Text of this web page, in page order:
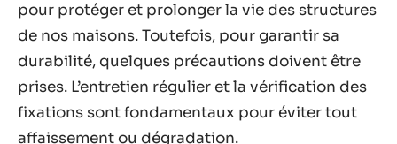
pour protéger et prolonger la vie des structures
de nos maisons. Toutefois, pour garantir sa
durabilité, quelques précautions doivent être
prises. L’entretien régulier et la vérification des
fixations sont fondamentaux pour éviter tout
affaissement ou dégradation.